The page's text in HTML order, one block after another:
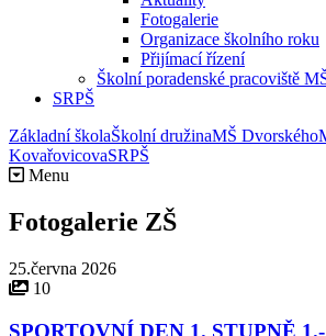
Fotogalerie
Organizace školního roku
Přijímací řízení
Školní poradenské pracoviště
SRPŠ
Základní školaŠkolní družinaMŠ Dvorského
KovařovicovaSRPŠ
Menu
Fotogalerie ZŠ
25.června 2026
10
SPORTOVNÍ DEN 1. STUPNĚ